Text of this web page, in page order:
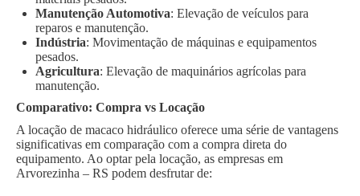
Manutenção Automotiva: Elevação de veículos para
reparos e manutenção.
Indústria: Movimentação de máquinas e equipamentos
pesados.
Agricultura: Elevação de maquinários agrícolas para
manutenção.
Comparativo: Compra vs Locação
A locação de macaco hidráulico oferece uma série de vantagens
significativas em comparação com a compra direta do
equipamento. Ao optar pela locação, as empresas em
Arvorezinha – RS podem desfrutar de: